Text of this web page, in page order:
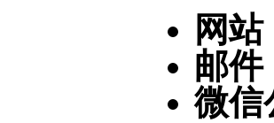
网站
邮件
微信